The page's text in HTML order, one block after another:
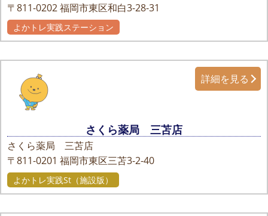
〒811-0202福岡市東区和白3-28-31
よかトレ実践ステーション
さくら薬局 三苫店
さくら薬局 三苫店
〒811-0201 福岡市東区三苫3-2-40
詳細を見る
よかトレ実践St（施設版）